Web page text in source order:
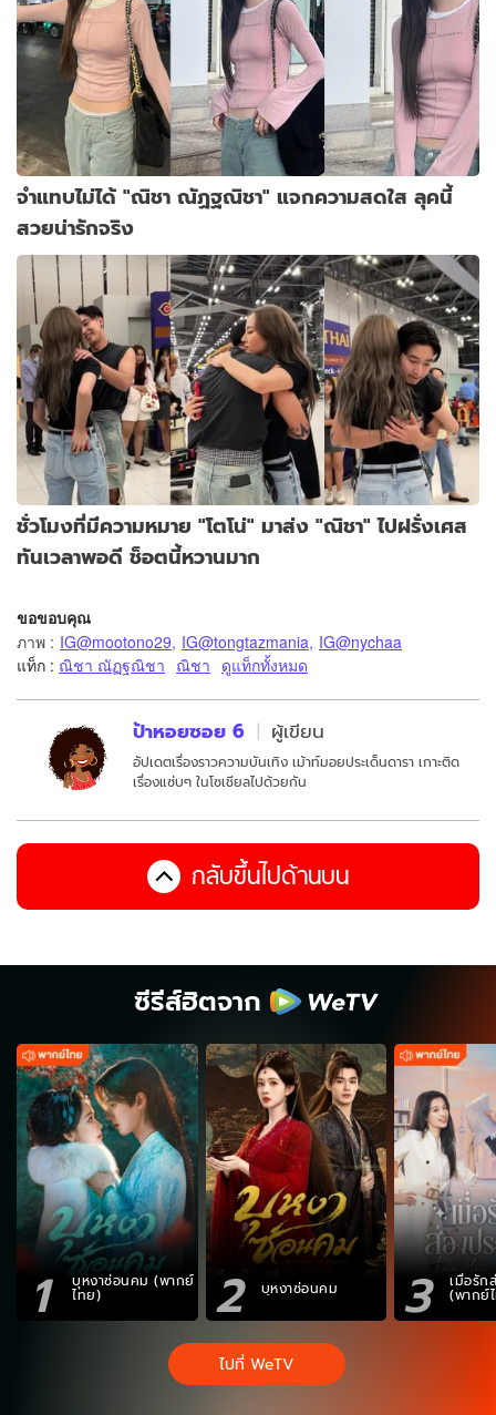
จำแทบไม่ได้ "ณิชา ณัฏฐณิชา" แจกความสดใส ลุคนี้
สวยน่ารักจริง
ชั่วโมงที่มีความหมาย "โตโน่" มาส่ง "ณิชา" ไปฝรั่งเศส
ทันเวลาพอดี ช็อตนี้หวานมาก
ขอขอบคุณ
ภาพ : IG@mootono29, IG@tongtazmania, IG@nychaa
แท็ก : ณิชา ณัฏฐณิชา ณิชา ดูแท็กทั้งหมด
ป้าหอยซอย 6 ผู้เขียน
อัปเดตเรื่องราวความบันเทิง เม้าท์มอยประเด็นดารา เกาะติด
เรื่องแซ่บๆ ในโซเชียลไปด้วยกัน
กลับขึ้นไปด้านบน
ซีรีส์ฮิตจาก
1 บุหงาซ่อนคม (พากย์
ไทย) 2 บุหงาซ่อนคม 3 เมื่อรัก
(พากย์
ไปที่ WeTV